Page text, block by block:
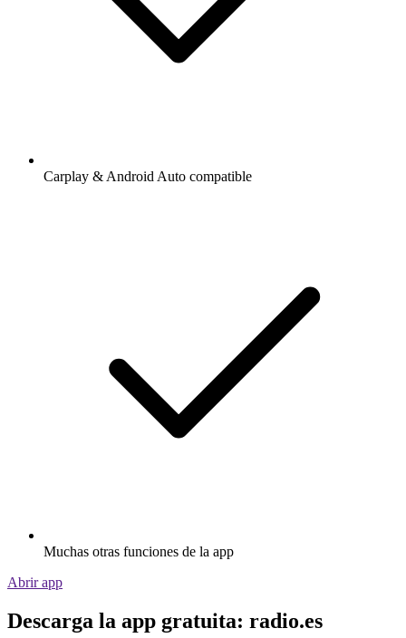
Carplay & Android Auto compatible
Muchas otras funciones de la app
Abrir app
Descarga la app gratuita: radio.es